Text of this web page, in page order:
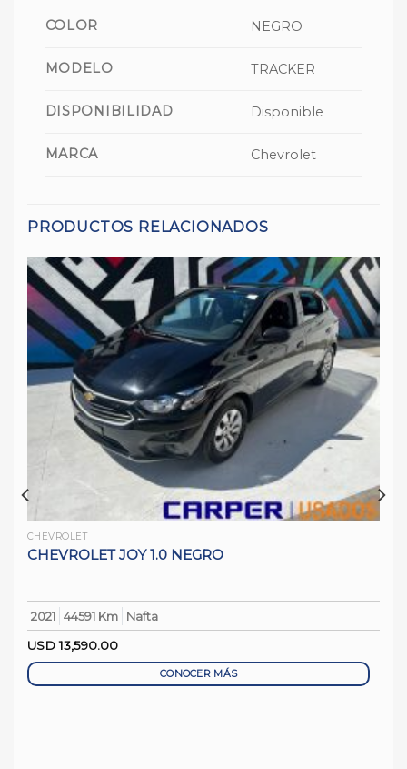
COLOR NEGRO
MODELO TRACKER
DISPONIBILIDAD Disponible
MARCA Chevrolet
PRODUCTOS RELACIONADOS
CHEVROLET
CHEVROLET JOY 1.0 NEGRO
2021 44591 Km
Nafta
USD13,590.00
CONOCER MÁS